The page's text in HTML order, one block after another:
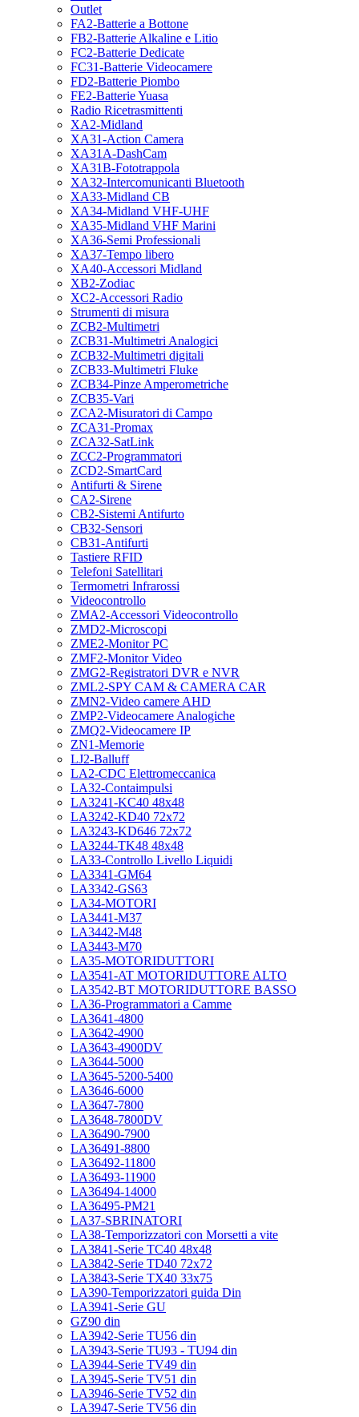
Outlet
FA2-Batterie a Bottone
FB2-Batterie Alkaline e Litio
FC2-Batterie Dedicate
FC31-Batterie Videocamere
FD2-Batterie Piombo
FE2-Batterie Yuasa
Radio Ricetrasmittenti
XA2-Midland
XA31-Action Camera
XA31A-DashCam
XA31B-Fototrappola
XA32-Intercomunicanti Bluetooth
XA33-Midland CB
XA34-Midland VHF-UHF
XA35-Midland VHF Marini
XA36-Semi Professionali
XA37-Tempo libero
XA40-Accessori Midland
XB2-Zodiac
XC2-Accessori Radio
Strumenti di misura
ZCB2-Multimetri
ZCB31-Multimetri Analogici
ZCB32-Multimetri digitali
ZCB33-Multimetri Fluke
ZCB34-Pinze Amperometriche
ZCB35-Vari
ZCA2-Misuratori di Campo
ZCA31-Promax
ZCA32-SatLink
ZCC2-Programmatori
ZCD2-SmartCard
Antifurti & Sirene
CA2-Sirene
CB2-Sistemi Antifurto
CB32-Sensori
CB31-Antifurti
Tastiere RFID
Telefoni Satellitari
Termometri Infrarossi
Videocontrollo
ZMA2-Accessori Videocontrollo
ZMD2-Microscopi
ZME2-Monitor PC
ZMF2-Monitor Video
ZMG2-Registratori DVR e NVR
ZML2-SPY CAM & CAMERA CAR
ZMN2-Video camere AHD
ZMP2-Videocamere Analogiche
ZMQ2-Videocamere IP
ZN1-Memorie
LJ2-Balluff
LA2-CDC Elettromeccanica
LA32-Contaimpulsi
LA3241-KC40 48x48
LA3242-KD40 72x72
LA3243-KD646 72x72
LA3244-TK48 48x48
LA33-Controllo Livello Liquidi
LA3341-GM64
LA3342-GS63
LA34-MOTORI
LA3441-M37
LA3442-M48
LA3443-M70
LA35-MOTORIDUTTORI
LA3541-AT MOTORIDUTTORE ALTO
LA3542-BT MOTORIDUTTORE BASSO
LA36-Programmatori a Camme
LA3641-4800
LA3642-4900
LA3643-4900DV
LA3644-5000
LA3645-5200-5400
LA3646-6000
LA3647-7800
LA3648-7800DV
LA36490-7900
LA36491-8800
LA36492-11800
LA36493-11900
LA36494-14000
LA36495-PM21
LA37-SBRINATORI
LA38-Temporizzatori con Morsetti a vite
LA3841-Serie TC40 48x48
LA3842-Serie TD40 72x72
LA3843-Serie TX40 33x75
LA390-Temporizzatori guida Din
LA3941-Serie GU
GZ90 din
LA3942-Serie TU56 din
LA3943-Serie TU93 - TU94 din
LA3944-Serie TV49 din
LA3945-Serie TV51 din
LA3946-Serie TV52 din
LA3947-Serie TV56 din